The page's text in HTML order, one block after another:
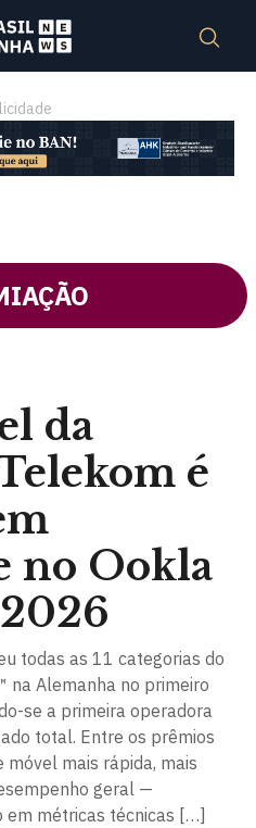
da
é
no Ookla
todas as 11 categorias do
na Alemanha no primeiro
se a primeira operadora
total. Entre os prêmios
móvel mais rápida, mais
geral —
em métricas técnicas […]